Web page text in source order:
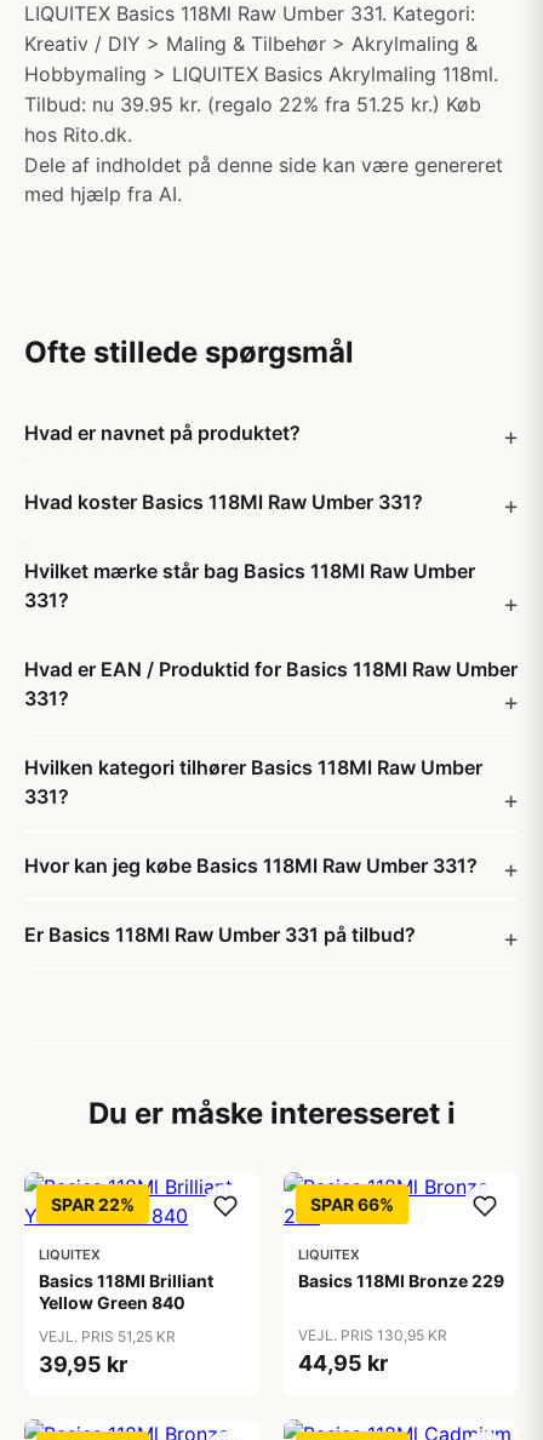
LIQUITEX Basics 118Ml Raw Umber 331. Kategori:
Kreativ / DIY > Maling & Tilbehør > Akrylmaling &
Hobbymaling > LIQUITEX Basics Akrylmaling 118ml.
Tilbud: nu 39.95 kr. (regalo 22% fra 51.25 kr.) Køb
hos Rito.dk.
Dele af indholdet på denne side kan være genereret
med hjælp fra AI.
Ofte stillede spørgsmål
Hvad er navnet på produktet?
Hvad koster Basics 118Ml Raw Umber 331?
Hvilket mærke står bag Basics 118Ml Raw Umber
331?
Hvad er EAN / Produktid for Basics 118Ml Raw Umber
331?
Hvilken kategori tilhører Basics 118Ml Raw Umber
331?
Hvor kan jeg købe Basics 118Ml Raw Umber 331?
Er Basics 118Ml Raw Umber 331 på tilbud?
Du er måske interesseret i
SPAR 22%
LIQUITEX
Basics 118Ml Brilliant
Yellow Green 840
VEJL. PRIS 51,25 KR
39,95 kr
SPAR 66%
LIQUITEX
Basics 118Ml Bronze 229
VEJL. PRIS 130,95 KR
44,95 kr